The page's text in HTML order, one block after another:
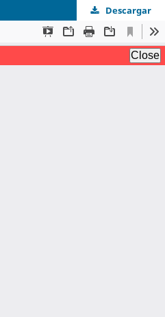
Descargar